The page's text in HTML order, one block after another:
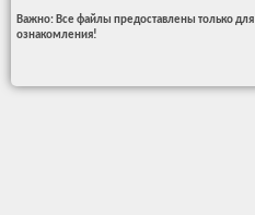
Важно: Все файлы предоставлены только для
ознакомления!